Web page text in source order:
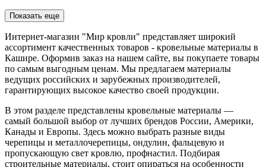
Показать еще
Интернет-магазин "Мир кровли" представляет широкий
ассортимент качественных товаров - кровельные материалы в
Кашире. Оформив заказ на нашем сайте, вы покупаете товары
по самым выгодным ценам. Мы предлагаем материалы
ведущих российских и зарубежных производителей,
гарантирующих высокое качество своей продукции.
В этом разделе представлены кровельные материалы —
самый большой выбор от лучших брендов России, Америки,
Канады и Европы. Здесь можно выбрать разные виды
черепицы и металлочерепицы, ондулин, фальцевую и
пропускающую свет кровлю, профнастил. Подбирая
строительные материалы, стоит опираться на особенности